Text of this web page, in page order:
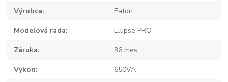
Výrobca Eaton
Modelová rada Ellipse PRO
Záruka 36 mes.
Výkon 650VA